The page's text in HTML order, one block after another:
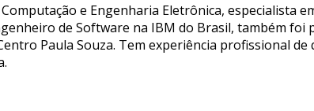
e Engenharia Eletrônica, especialista
de Software na IBM do Brasil, também
Paula Souza. Tem experiência profissional